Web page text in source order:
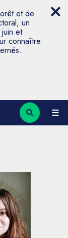
et de
un
et
connaître